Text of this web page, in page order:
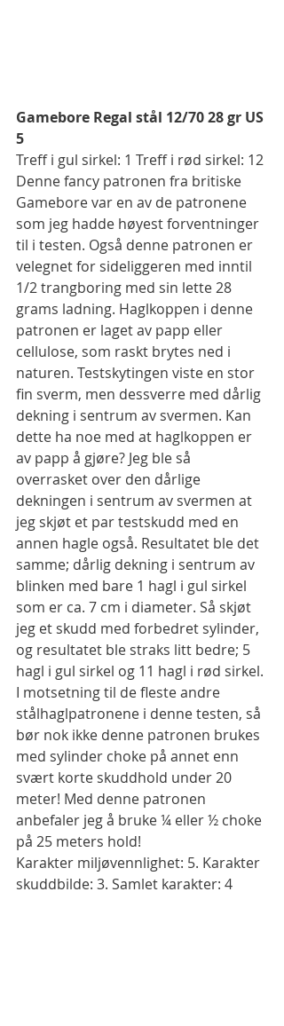
Gamebore Regal stål 12/70 28 gr US
5
Treff i gul sirkel: 1 Treff i rød sirkel: 12
Denne fancy patronen fra britiske
Gamebore var en av de patronene
som jeg hadde høyest forventninger
til i testen. Også denne patronen er
velegnet for sideliggeren med inntil
1/2 trangboring med sin lette 28
grams ladning. Haglkoppen i denne
patronen er laget av papp eller
cellulose, som raskt brytes ned i
naturen. Testskytingen viste en stor
fin sverm, men dessverre med dårlig
dekning i sentrum av svermen. Kan
dette ha noe med at haglkoppen er
av papp å gjøre? Jeg ble så
overrasket over den dårlige
dekningen i sentrum av svermen at
jeg skjøt et par testskudd med en
annen hagle også. Resultatet ble det
samme; dårlig dekning i sentrum av
blinken med bare 1 hagl i gul sirkel
som er ca. 7 cm i diameter. Så skjøt
jeg et skudd med forbedret sylinder,
og resultatet ble straks litt bedre; 5
hagl i gul sirkel og 11 hagl i rød sirkel.
I motsetning til de fleste andre
stålhaglpatronene i denne testen, så
bør nok ikke denne patronen brukes
med sylinder choke på annet enn
svært korte skuddhold under 20
meter! Med denne patronen
anbefaler jeg å bruke ¼ eller ½ choke
på 25 meters hold!
Karakter miljøvennlighet: 5. Karakter
skuddbilde: 3. Samlet karakter: 4